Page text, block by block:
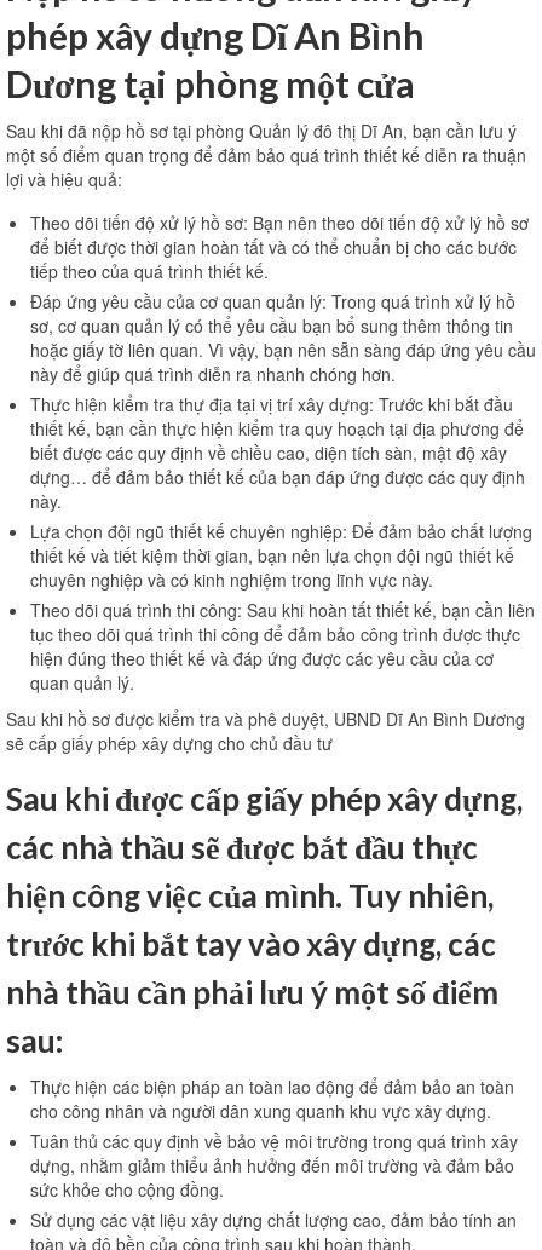
phép xây dựng Dĩ An Bình
Dương tại phòng một cửa
Sau khi đã nộp hồ sơ tại phòng Quản lý đô thị Dĩ An, bạn cần lưu ý
một số điểm quan trọng để đảm bảo quá trình thiết kế diễn ra thuận
lợi và hiệu quả:
Theo dõi tiến độ xử lý hồ sơ: Bạn nên theo dõi tiến độ xử lý hồ sơ
để biết được thời gian hoàn tất và có thể chuẩn bị cho các bước
tiếp theo của quá trình thiết kế.
Đáp ứng yêu cầu của cơ quan quản lý: Trong quá trình xử lý hồ
sơ, cơ quan quản lý có thể yêu cầu bạn bổ sung thêm thông tin
hoặc giấy tờ liên quan. Vì vậy, bạn nên sẵn sàng đáp ứng yêu cầu
này để giúp quá trình diễn ra nhanh chóng hơn.
Thực hiện kiểm tra thự địa tại vị trí xây dựng: Trước khi bắt đầu
thiết kế, bạn cần thực hiện kiểm tra quy hoạch tại địa phương để
biết được các quy định về chiều cao, diện tích sàn, mật độ xây
dựng… để đảm bảo thiết kế của bạn đáp ứng được các quy định
này.
Lựa chọn đội ngũ thiết kế chuyên nghiệp: Để đảm bảo chất lượng
thiết kế và tiết kiệm thời gian, bạn nên lựa chọn đội ngũ thiết kế
chuyên nghiệp và có kinh nghiệm trong lĩnh vực này.
Theo dõi quá trình thi công: Sau khi hoàn tất thiết kế, bạn cần liên
tục theo dõi quá trình thi công để đảm bảo công trình được thực
hiện đúng theo thiết kế và đáp ứng được các yêu cầu của cơ
quan quản lý.
Sau khi hồ sơ được kiểm tra và phê duyệt, UBND Dĩ An Bình Dương
sẽ cấp giấy phép xây dựng cho chủ đầu tư
Sau khi được cấp giấy phép xây dựng,
các nhà thầu sẽ được bắt đầu thực
hiện công việc của mình. Tuy nhiên,
trước khi bắt tay vào xây dựng, các
nhà thầu cần phải lưu ý một số điểm
sau:
Thực hiện các biện pháp an toàn lao động để đảm bảo an toàn
cho công nhân và người dân xung quanh khu vực xây dựng.
Tuân thủ các quy định về bảo vệ môi trường trong quá trình xây
dựng, nhằm giảm thiểu ảnh hưởng đến môi trường và đảm bảo
sức khỏe cho cộng đồng.
Sử dụng các vật liệu xây dựng chất lượng cao, đảm bảo tính an
toàn và độ bền của công trình sau khi hoàn thành.